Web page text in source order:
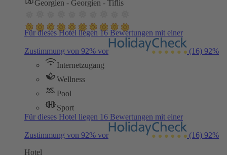
Georgien - Georgien - Tiflis
Für dieses Hotel liegen 16 Bewertungen mit einer
Zustimmung von 92% vor (16) 92%
Internetzugang
Wellness
Pool
Sport
Für dieses Hotel liegen 16 Bewertungen mit einer
Zustimmung von 92% vor (16) 92%
Hotel